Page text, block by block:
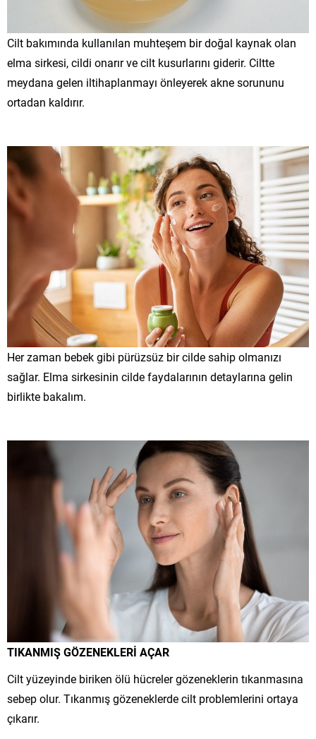
Cilt bakımında kullanılan muhteşem bir doğal kaynak olan
elma sirkesi, cildi onarır ve cilt kusurlarını giderir. Ciltte
meydana gelen iltihaplanmayı önleyerek akne sorununu
ortadan kaldırır.
Her zaman bebek gibi pürüzsüz bir cilde sahip olmanızı
sağlar. Elma sirkesinin cilde faydalarının detaylarına gelin
birlikte bakalım.
TIKANMIŞ GÖZENEKLERİ AÇAR
Cilt yüzeyinde biriken ölü hücreler gözeneklerin tıkanmasına
sebep olur. Tıkanmış gözeneklerde cilt problemlerini ortaya
çıkarır.